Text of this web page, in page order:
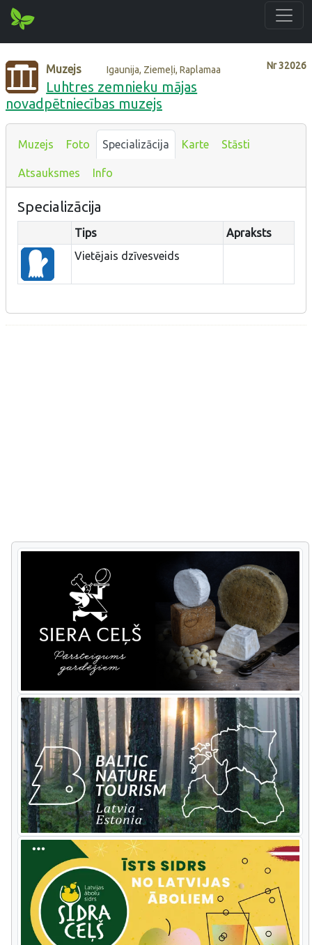
Nr32026
Muzejs Igaunija, Ziemeļi, Raplamaa
Luhtres zemnieku mājas
novadpētniecības muzejs
Muzejs Foto Specializācija Karte Stāsti
Atsauksmes Info
Specializācija
Tips
Apraksts
Vietējais dzīvesveids